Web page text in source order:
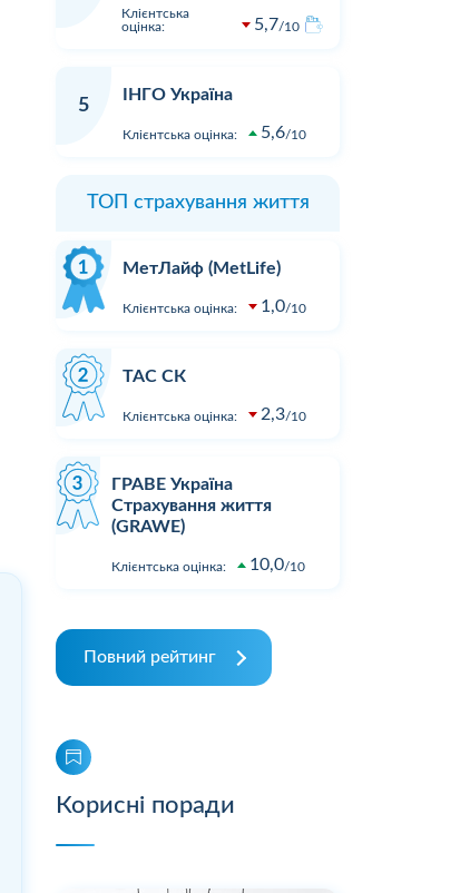
Клієнтська
оцінка:
5,7 10
5
ІНГО Україна
Клієнтська оцінка: 5,6 10
ТОП страхування життя
МетЛайф (MetLife)
Клієнтська оцінка: 1,0 10
ТАС СК
Клієнтська оцінка: 2,3 10
ГРАВЕ Україна
Страхування життя
(GRAWE)
Клієнтська оцінка: 10,0 10
Повний рейтинг
Корисні поради